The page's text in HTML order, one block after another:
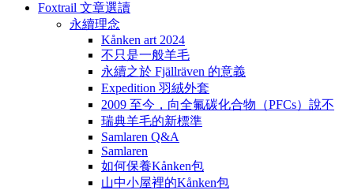
Foxtrail 文章選讀
永續理念
Kånken art 2024
不只是一般羊毛
永續之於 Fjällräven 的意義
Expedition 羽絨外套
2009 至今，向全氟碳化合物（PFCs）說不
瑞典羊毛的新標準
Samlaren Q&A
Samlaren
如何保養Kånken包
山中小屋裡的Kånken包